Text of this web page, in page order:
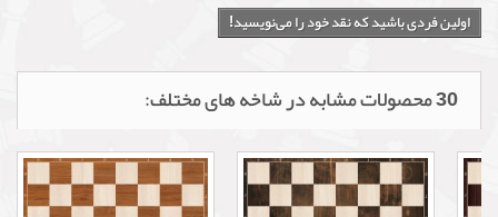
اولین فردی باشید که نقد خود را می‌نویسید!
30 محصولات مشابه در شاخه های مختلف: